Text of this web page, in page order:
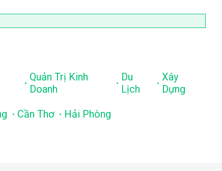
. Quản Trị Kinh
Doanh
. Du
Lịch
. Xây
Dựng
. Cần Thơ . Hải Phòng